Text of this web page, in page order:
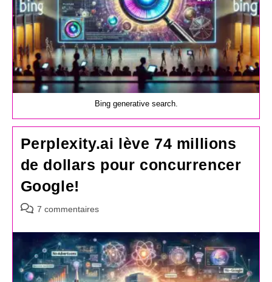
Bing generative search.
Perplexity.ai lève 74 millions
de dollars pour concurrencer
Google!
Commentaires
la
publication :
7 commentaires